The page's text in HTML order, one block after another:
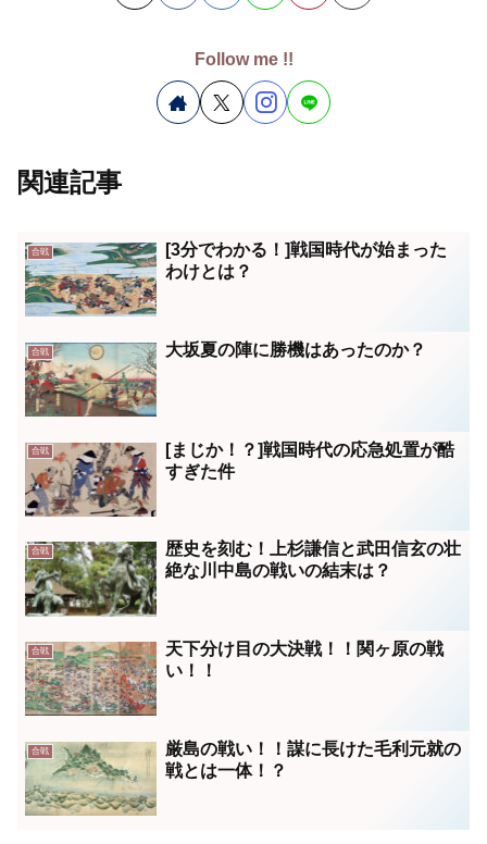
Follow me !!
関連記事
合戦
[3分でわかる！]戦国時代が始まった
わけとは？
合戦 大坂夏の陣に勝機はあったのか？
合戦
[まじか！？]戦国時代の応急処置が酷
すぎた件
合戦
歴史を刻む！上杉謙信と武田信玄の壮
絶な川中島の戦いの結末は？
合戦
天下分け目の大決戦！！関ヶ原の戦
い！！
合戦
厳島の戦い！！謀に長けた毛利元就の
戦とは一体！？